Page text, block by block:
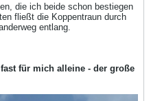
die ich beide schon bestiegen
fließt die Koppentraun durch
entlang.
für mich alleine - der große